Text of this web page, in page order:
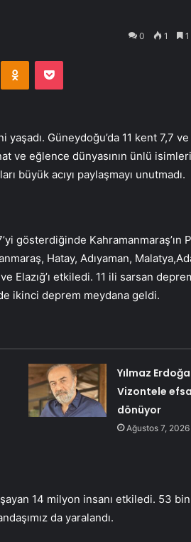
0 1
Odnoklassniki
Pocket
Güneydoğu’da 11 kent 7,7 ve
ve eğlence dünyasının ünlü
büyük acıyı paylaşmayı unutmadı.
gösterdiğinde Kahramanmaraş’ın
Hatay, Adıyaman,
Elazığ’ı etkiledi. 11 ili sarsan
ikinci deprem meydana geldi.
Yılmaz
Vizontele
dönüyor
Ağustos 7, 2026
14 milyon insanı etkiledi. 53
da yaralandı.